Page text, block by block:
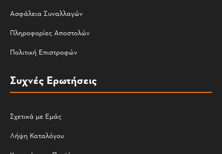
Ασφάλεια Συναλλαγών
Πληροφορίες Αποστολών
Πολιτική Επιστροφών
Συχνές Ερωτήσεις
Σχετικά με Εμάς
Λήψη Καταλόγου